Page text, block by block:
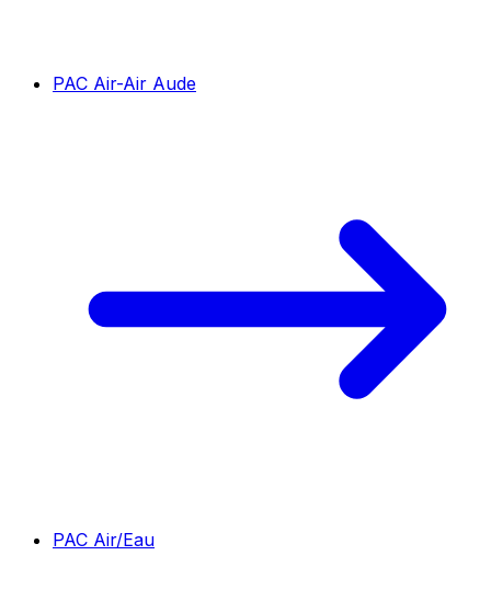
PAC Air-Air Aude
PAC Air/Eau